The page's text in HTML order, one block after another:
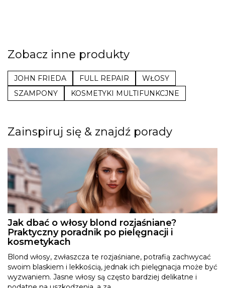
Zobacz inne produkty
JOHN FRIEDA FULL REPAIR
WŁOSY
SZAMPONY
KOSMETYKI MULTIFUNKCJNE
Zainspiruj się & znajdź porady
Jak dbać o włosy blond rozjaśniane?
Praktyczny poradnik po pielęgnacji i
kosmetykach
Blond włosy, zwłaszcza te rozjaśniane, potrafią zachwycać
swoim blaskiem i lekkością, jednak ich pielęgnacja może być
wyzwaniem. Jasne włosy są często bardziej delikatne i